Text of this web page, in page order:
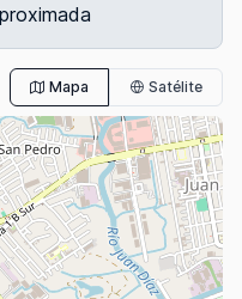
Mapa Satélite